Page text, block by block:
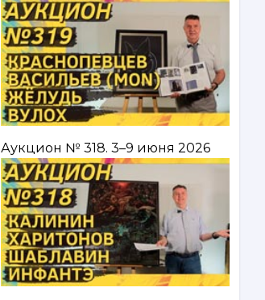
Аукцион № 318. 3–9 июня 2026